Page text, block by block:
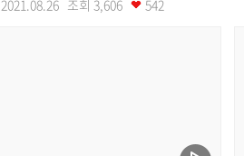
2021.08.26 조회 3,606 542